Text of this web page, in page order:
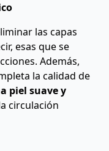
las capas
esas que se
Además,
la calidad de
piel suave y
circulación